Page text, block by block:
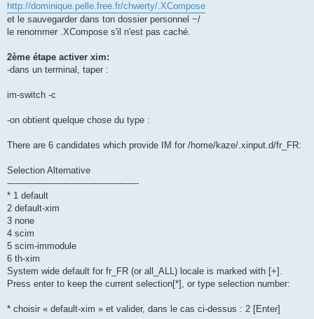
http://dominique.pelle.free.fr/chwerty/.XCompose
et le sauvegarder dans ton dossier personnel ~/
le renommer .XCompose s'il n'est pas caché.
2ème étape activer xim:
-dans un terminal, taper :
im-switch -c
-on obtient quelque chose du type :
There are 6 candidates which provide IM for /home/kaze/.xinput.d/fr_FR:
Selection Alternative
-----------------------------------------------
* 1 default
2 default-xim
3 none
4 scim
5 scim-immodule
6 th-xim
System wide default for fr_FR (or all_ALL) locale is marked with [+].
Press enter to keep the current selection[*], or type selection number:
* choisir « default-xim » et valider, dans le cas ci-dessus : 2 [Enter]